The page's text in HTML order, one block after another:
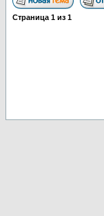
Страница 1 из 1